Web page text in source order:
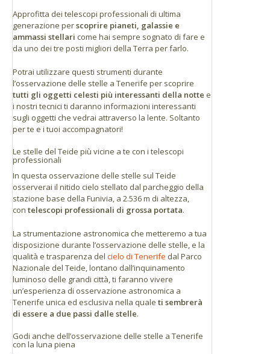
Santa Cruz: 64 km
La Laguna: 55 km
Puerto de la Cruz: 45 km
Los Cristianos: 47 km
Approfitta dei telescopi professionali di ultima
generazione perscoprire pianeti, galassie e
ammassi stellari come hai sempre sognato di fare e
da uno dei tre posti migliori della Terra per farlo.
Potrai utilizzare questi strumenti durante
l’osservazione delle stelle a Tenerife per scoprire
tutti gli oggetti celesti più interessanti della notte e
i nostri tecnici ti daranno informazioni interessanti
sugli oggetti che vedrai attraverso la lente. Soltanto
per te e i tuoi accompagnatori!
Le stelle del Teide più vicine a te con i telescopi
professionali
In questa osservazione delle stelle sul Teide
osserverai il nitido cielo stellato dal parcheggio della
stazione base della Funivia, a 2.536 m di altezza,
con telescopi professionali di grossa portata.
La strumentazione astronomica che metteremo a tua
disposizione durante l’osservazione delle stelle, e la
qualità e trasparenza del cielo di Tenerife dal Parco
Nazionale del Teide, lontano dall’inquinamento
luminoso delle grandi città, ti faranno vivere
un’esperienza di osservazione astronomica a
Tenerife unica ed esclusiva nella quale ti sembrerà
di essere a due passi dalle stelle.
Godi anche dell’osservazione delle stelle a Tenerife
con la luna piena